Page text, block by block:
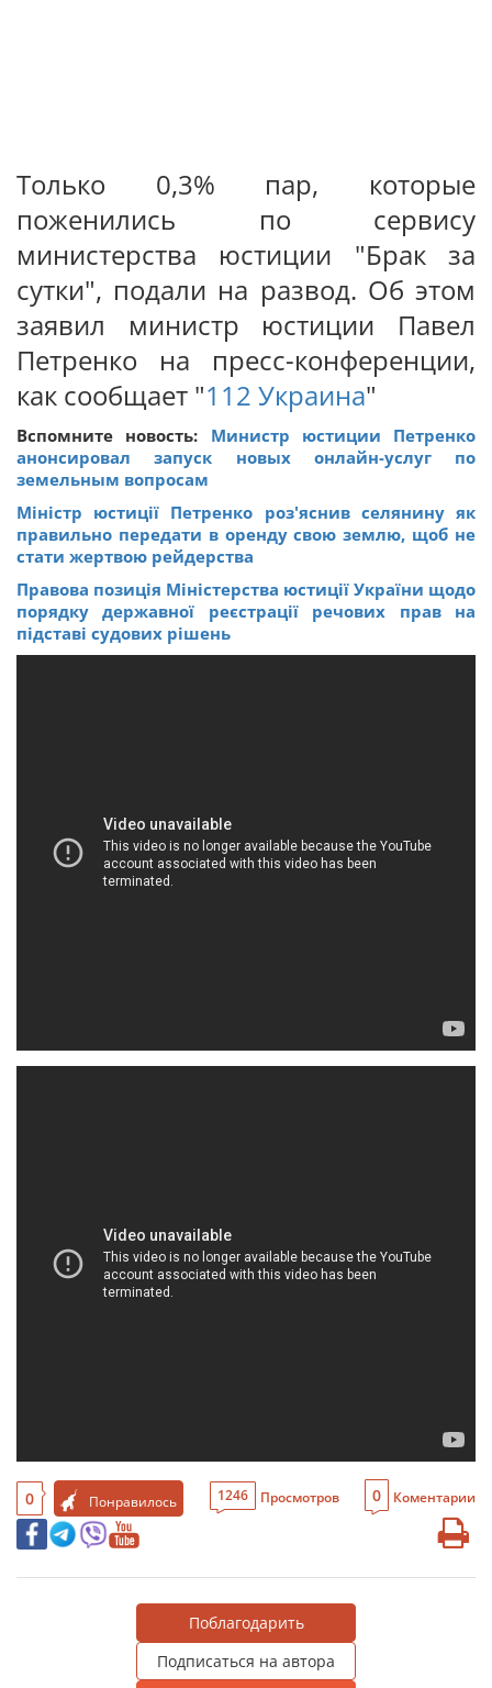
Только 0,3% пар, которые
поженились по сервису
министерства юстиции "Брак за
сутки", подали на развод. Об этом
заявил министр юстиции Павел
Петренко на пресс-конференции,
как сообщает "112 Украина"
Вспомните новость: Министр юстиции Петренко
анонсировал запуск новых онлайн-услуг по
земельным вопросам
Міністр юстиції Петренко роз'яснив селянину як
правильно передати в оренду свою землю, щоб не
стати жертвою рейдерства
Правова позиція Міністерства юстиції України щодо
порядку державної реєстрації речових прав на
підставі судових рішень
0 Понравилось 1246 Просмотров 0 Коментарии
Поблагодарить
Подписаться на автора